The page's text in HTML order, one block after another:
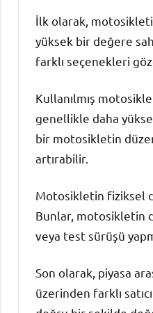
İlk olarak,
yüksek bir değere
farklı seçenekleri
Kullanılmış
genellikle daha
bir motosikletin
artırabilir.
Motosikletin fiziksel
Bunlar, motosikletin
veya test sürüşü
Son olarak, piyasa
üzerinden farklı